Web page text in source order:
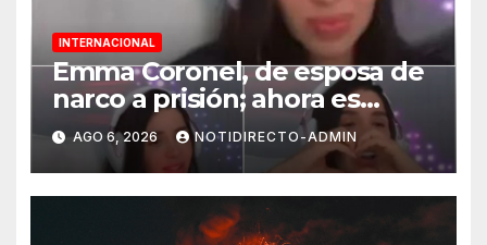
INTERNACIONAL
Emma Coronel, de esposa de
narco a prisión; ahora es
tiktoker
AGO 6, 2026 NOTIDIRECTO-ADMIN